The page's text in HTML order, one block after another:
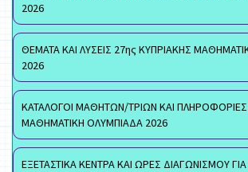
2026
ΘΕΜΑΤΑ ΚΑΙ ΛΥΣΕΙΣ 27ης ΚΥΠΡΙΑΚΗΣ
2026
ΚΑΤΑΛΟΓΟΙ ΜΑΘΗΤΩΝ/ΤΡΙΩΝ ΚΑΙ ΠΛΗΡΟΦΟΡΙΕΣ
ΜΑΘΗΜΑΤΙΚΗ ΟΛΥΜΠΙΑΔΑ 2026
ΕΞΕΤΑΣΤΙΚΑ ΚΕΝΤΡΑ ΚΑΙ ΩΡΕΣ ΔΙΑΓΩΝΙΣΜΟΥ